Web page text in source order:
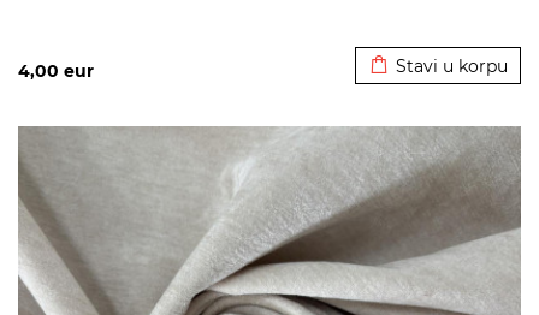
4,00 eur Stavi u korpu